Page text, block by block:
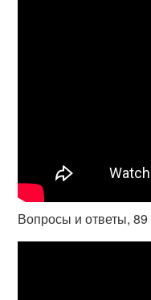
Вопросы и ответы, 89